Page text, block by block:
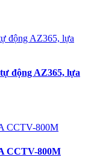
động AZ365, lựa
CCTV-800M